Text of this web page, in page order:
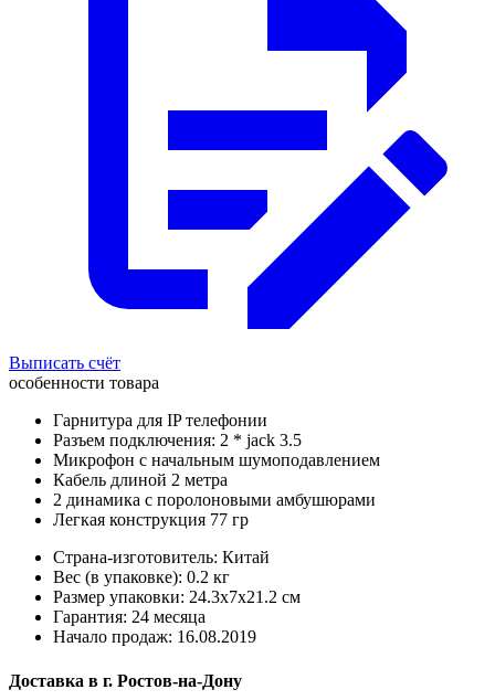
Выписать счёт
особенности товара
Гарнитура для IP телефонии
Разъем подключения: 2 * jack 3.5
Микрофон с начальным шумоподавлением
Кабель длиной 2 метра
2 динамика с поролоновыми амбушюрами
Легкая конструкция 77 гр
Страна-изготовитель: Китай
Вес (в упаковке): 0.2 кг
Размер упаковки: 24.3x7x21.2 см
Гарантия: 24 месяца
Начало продаж: 16.08.2019
Доставка в г. Ростов-на-Дону